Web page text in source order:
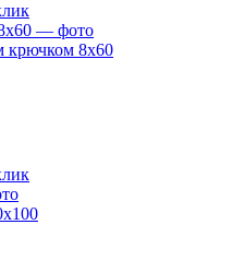
крючком 8х60